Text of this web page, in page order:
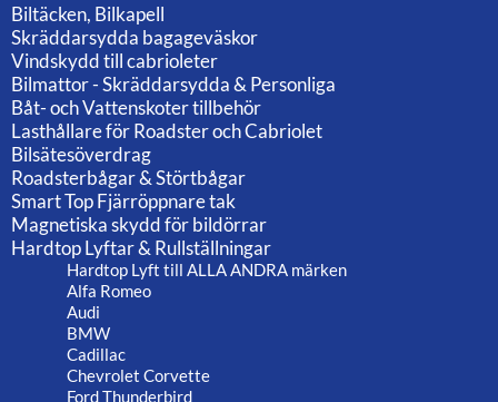
Biltäcken, Bilkapell
Skräddarsydda bagageväskor
Vindskydd till cabrioleter
Bilmattor - Skräddarsydda & Personliga
Båt- och Vattenskoter tillbehör
Lasthållare för Roadster och Cabriolet
Bilsätesöverdrag
Roadsterbågar & Störtbågar
Smart Top Fjärröppnare tak
Magnetiska skydd för bildörrar
Hardtop Lyftar & Rullställningar
Hardtop Lyft till ALLA ANDRA märken
Alfa Romeo
Audi
BMW
Cadillac
Chevrolet Corvette
Ford Thunderbird